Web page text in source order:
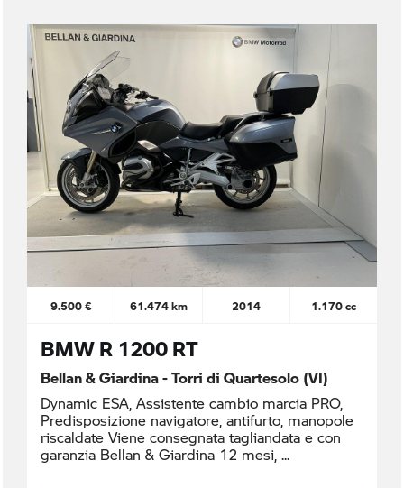
9.500 € 61.474 km 2014 1.170 cc
BMW R 1200 RT
Bellan & Giardina - Torri di Quartesolo (VI)
Dynamic ESA, Assistente cambio marcia PRO,
Predisposizione navigatore, antifurto, manopole
riscaldate Viene consegnata tagliandata e con
garanzia Bellan & Giardina 12 mesi,